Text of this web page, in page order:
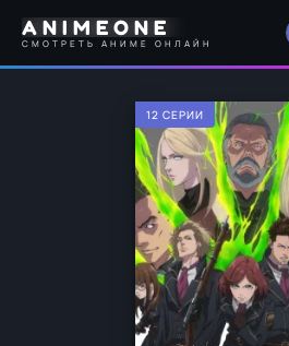
ANIMEONE
СМОТРЕТЬ АНИМЕ ОНЛАЙН
12 СЕРИИ